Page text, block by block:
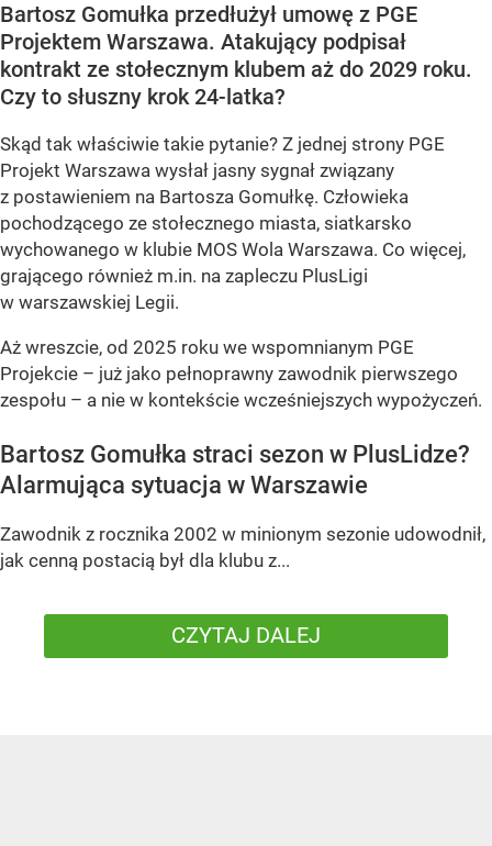
Bartosz Gomułka przedłużył umowę z PGE
Projektem Warszawa. Atakujący podpisał
kontrakt ze stołecznym klubem aż do 2029 roku.
Czy to słuszny krok 24-latka?
Skąd tak właściwie takie pytanie? Z jednej strony PGE
Projekt Warszawa wysłał jasny sygnał związany
z postawieniem na Bartosza Gomułkę. Człowieka
pochodzącego ze stołecznego miasta, siatkarsko
wychowanego w klubie MOS Wola Warszawa. Co więcej,
grającego również m.in. na zapleczu PlusLigi
w warszawskiej Legii.
Aż wreszcie, od 2025 roku we wspomnianym PGE
Projekcie – już jako pełnoprawny zawodnik pierwszego
zespołu – a nie w kontekście wcześniejszych wypożyczeń.
Bartosz Gomułka straci sezon w PlusLidze?
Alarmująca sytuacja w Warszawie
Zawodnik z rocznika 2002 w minionym sezonie udowodnił,
jak cenną postacią był dla klubu z...
CZYTAJ DALEJ